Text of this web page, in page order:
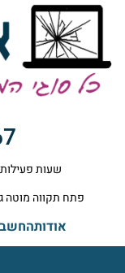
שעות פעילות א'-ה' 10:00-19:00
פתח תקווה מוטה גור 5 קומה ראשונה ימינה
אודות